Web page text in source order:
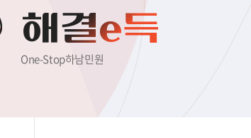
해결e득
One-Stop하남민원